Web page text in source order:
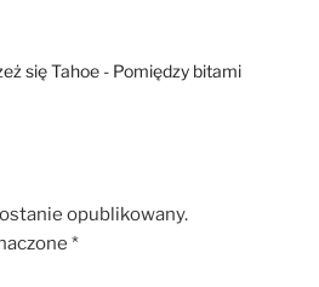
się Tahoe - Pomiędzy bitami
opublikowany.
*